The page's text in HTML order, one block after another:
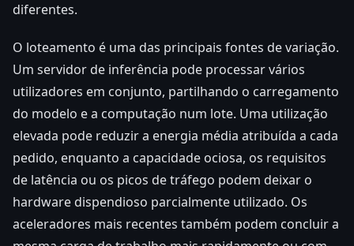
diferentes.
O loteamento é uma das principais fontes de variação.
Um servidor de inferência pode processar vários
utilizadores em conjunto, partilhando o carregamento
do modelo e a computação num lote. Uma utilização
elevada pode reduzir a energia média atribuída a cada
pedido, enquanto a capacidade ociosa, os requisitos
de latência ou os picos de tráfego podem deixar o
hardware dispendioso parcialmente utilizado. Os
aceleradores mais recentes também podem concluir a